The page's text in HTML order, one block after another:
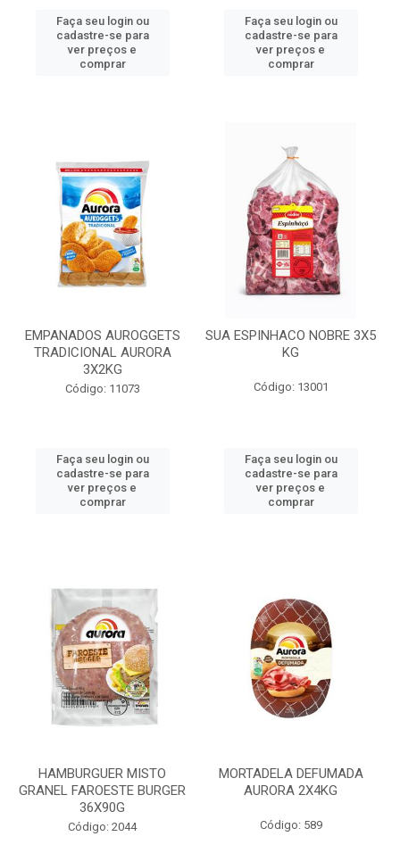
Faça seu login ou
cadastre-se para
ver preços e
comprar
Faça seu login ou
cadastre-se para
ver preços e
comprar
EMPANADOS AUROGGETS
TRADICIONAL AURORA
3X2KG
Código: 11073
Faça seu login ou
cadastre-se para
ver preços e
comprar
SUA ESPINHACO NOBRE 3X5
KG
Código: 13001
Faça seu login ou
cadastre-se para
ver preços e
comprar
HAMBURGUER MISTO
GRANEL FAROESTE BURGER
36X90G
Código: 2044
MORTADELA DEFUMADA
AURORA 2X4KG
Código: 589